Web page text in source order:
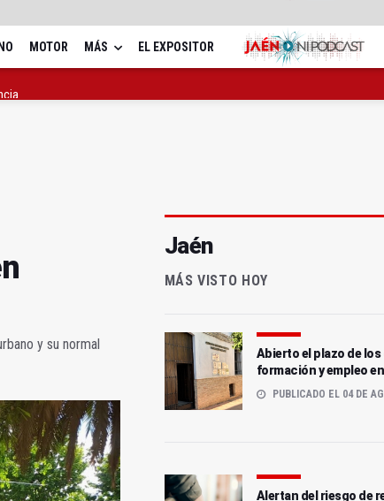
MOTOR MÁS EL EXPOSITOR
y su normal
Jaén
MÁS VISTO HOY
Abierto el plazo de
formación y empleo
PUBLICADO EL 04 DE
Alertan del riesgo de